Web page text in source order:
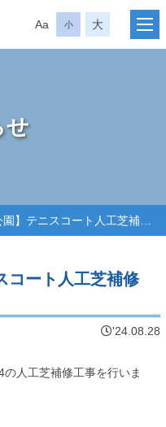
Aa 小 大
せ
【大島小松川公園】テニスコート人工芝補修工事のお知らせ
コート人工芝補修
'24.08.28
人工芝補修工事を行いま